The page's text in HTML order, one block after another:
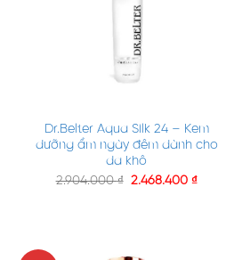
Dr.Belter Aqua Silk 24 – Kem
dưỡng ẩm ngày đêm dành cho
da khô
2.904.000₫ 2.468.400 ₫